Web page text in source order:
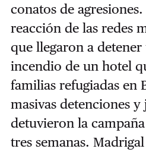
conatos de
reacción de las redes
que llegaron a
incendio de un hotel
familias refugiadas en
masivas detenciones
detuvieron la
tres semanas.